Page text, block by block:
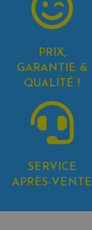
PRIX,
GARANTIE &
QUALITÉ !
SERVICE
APRÈS-VENTE